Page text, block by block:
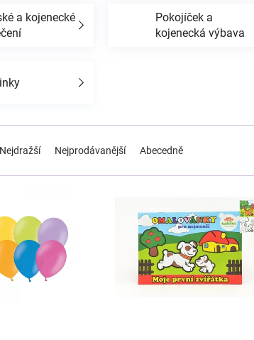
a kojenecké
Pokojíček a
kojenecká výbava
Nejdražší Nejprodávanější Abecedně